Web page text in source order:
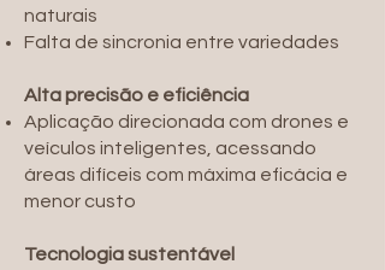
naturais
Falta de sincronia entre variedades
Alta precisão e eficiência
Aplicação direcionada com drones e
veículos inteligentes, acessando
áreas difíceis com máxima eficácia e
menor custo
Tecnologia sustentável